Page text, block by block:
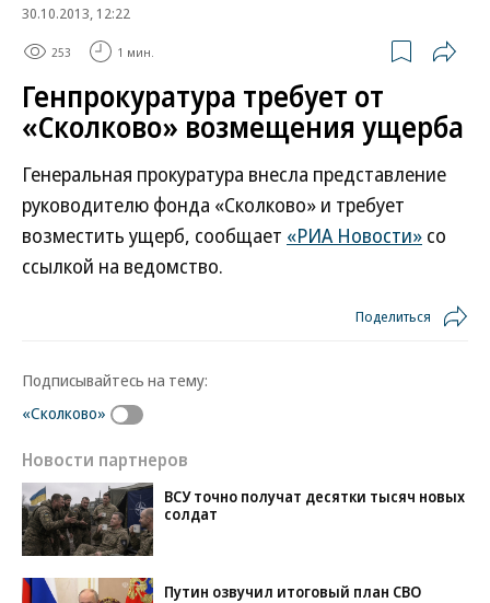
30.10.2013, 12:22
253 1 мин.
Генпрокуратура требует от
«Сколково» возмещения ущерба
Генеральная прокуратура внесла представление
руководителю фонда «Сколково» и требует
возместить ущерб, сообщает «РИА Новости» со
ссылкой на ведомство.
Поделиться
Подписывайтесь на тему:
«Сколково»
Новости партнеров
ВСУ точно получат десятки тысяч новых
солдат
Путин озвучил итоговый план СВО